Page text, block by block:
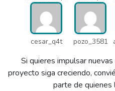
cesar_q4t pozo_3581
Si quieres impulsar
proyecto siga creciendo,
parte de quienes